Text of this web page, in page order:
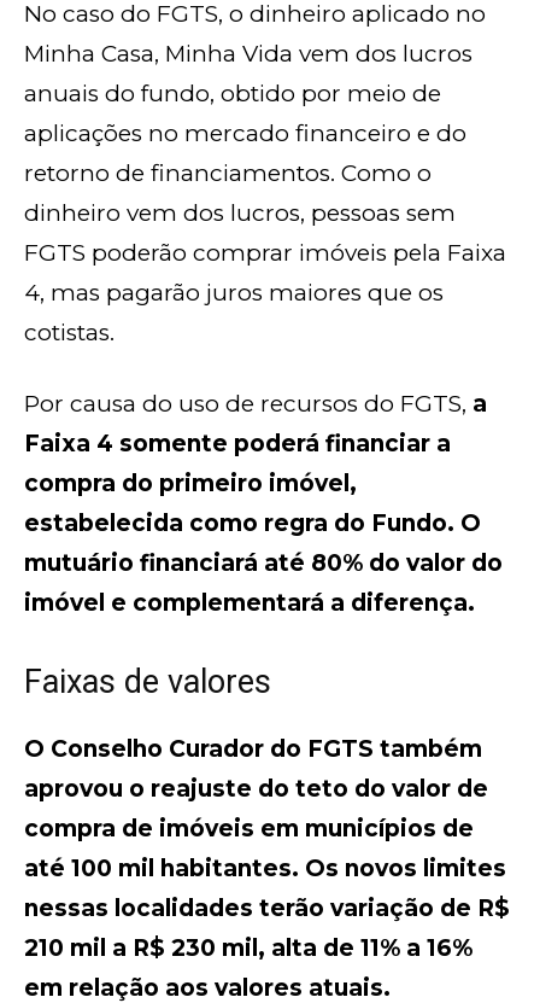
No caso do FGTS, o dinheiro aplicado no
Minha Casa, Minha Vida vem dos lucros
anuais do fundo, obtido por meio de
aplicações no mercado financeiro e do
retorno de financiamentos. Como o
dinheiro vem dos lucros, pessoas sem
FGTS poderão comprar imóveis pela Faixa
4, mas pagarão juros maiores que os
cotistas.
Por causa do uso de recursos do FGTS, a
Faixa 4 somente poderá financiar a
compra do primeiro imóvel,
estabelecida como regra do Fundo. O
mutuário financiará até 80% do valor do
imóvel e complementará a diferença.
Faixas de valores
O Conselho Curador do FGTS também
aprovou o reajuste do teto do valor de
compra de imóveis em municípios de
até 100 mil habitantes. Os novos limites
nessas localidades terão variação de R$
210 mil a R$ 230 mil, alta de 11% a 16%
em relação aos valores atuais.